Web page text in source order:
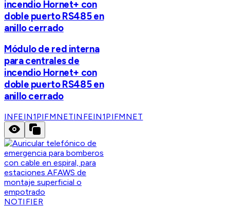
incendio Hornet+ con
doble puerto RS485 en
anillo cerrado
Módulo de red interna
para centrales de
incendio Hornet+ con
doble puerto RS485 en
anillo cerrado
INFEIN1PIFMNETINFEIN1PIFMNET
NOTIFIER